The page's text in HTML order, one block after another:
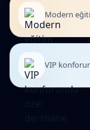
Modern
VIP